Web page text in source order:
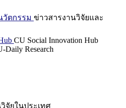
วัตกรรม ข่าวสารงานวิจัยและ
CU Social Innovation Hub
Daily Research
จัยในประเทศ